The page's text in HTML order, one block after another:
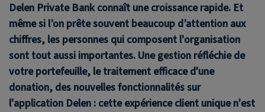
Delen Private Bankconnaît une croissance rapide. Et
même si l’on prête souvent beaucoup d’attention aux
chiffres, les personnes qui composent l'organisation
sont tout aussi importantes. Une gestion réfléchie de
votre portefeuille, le traitement efficace d'une
donation, des nouvelles fonctionnalités sur
l'application Delen : cette expérience client unique n'est